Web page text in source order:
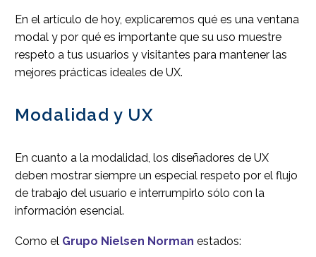
En el artículo de hoy, explicaremos qué es una ventana
modal y por qué es importante que su uso muestre
respeto a tus usuarios y visitantes para mantener las
mejores prácticas ideales de UX.
Modalidad y UX
En cuanto a la modalidad, los diseñadores de UX
deben mostrar siempre un especial respeto por el flujo
de trabajo del usuario e interrumpirlo sólo con la
información esencial.
Como el Grupo Nielsen Norman estados: